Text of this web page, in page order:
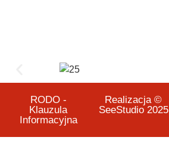
RODO -
Klauzula
Informacyjna
Realizacja ©
SeeStudio 2025